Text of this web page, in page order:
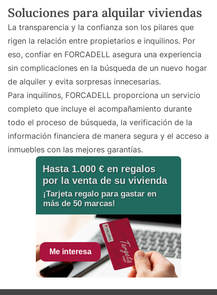
Soluciones para alquilar viviendas
La transparencia y la confianza son los pilares que
rigen la relación entre propietarios e inquilinos. Por
eso, confiar en FORCADELL asegura una experiencia
sin complicaciones en la búsqueda de un nuevo hogar
de alquiler y evita sorpresas innecesarias.
Para inquilinos, FORCADELL proporciona un servicio
completo que incluye el acompañamiento durante
todo el proceso de búsqueda, la verificación de la
información financiera de manera segura y el acceso a
inmuebles con las mejores garantías.